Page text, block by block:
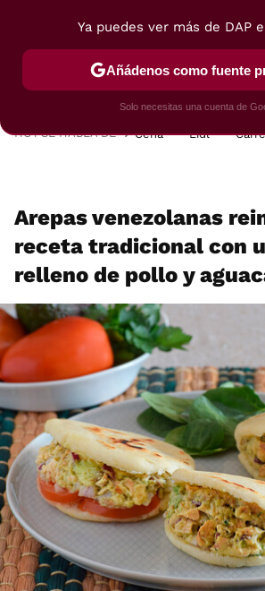
POSTRES VIAJES SELECCIÓN
HOY SE HABLA DE Cena Lidl
Arepas venezolanas
receta tradicional con
relleno de pollo y
Ya puedes ver más de DAP
Añádenos como fuente
Solo necesitas una cuenta de